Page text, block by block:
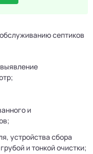
септиков
и
устройства сбора
и тонкой очистки;